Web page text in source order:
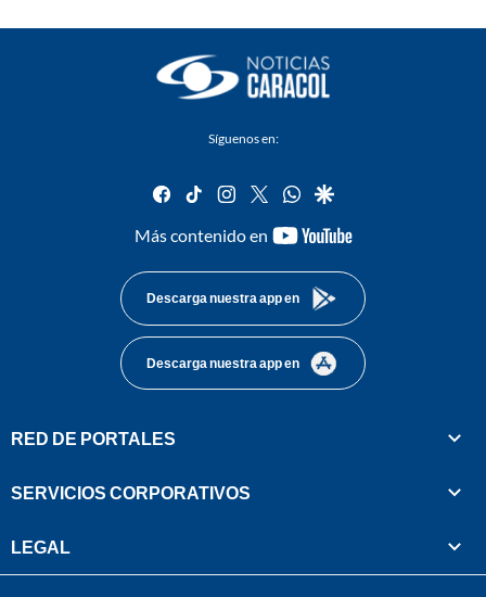
Síguenos en:
facebook
tiktok instagram
twitterwhatsapp
google
Más contenido en
youtube-
Descarga nuestra app en
Descarga nuestra app en
RED DE PORTALES
SERVICIOS CORPORATIVOS
LEGAL